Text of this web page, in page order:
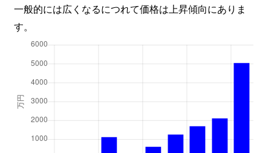
一般的には広くなるにつれて価格は上昇傾向にありま
す。